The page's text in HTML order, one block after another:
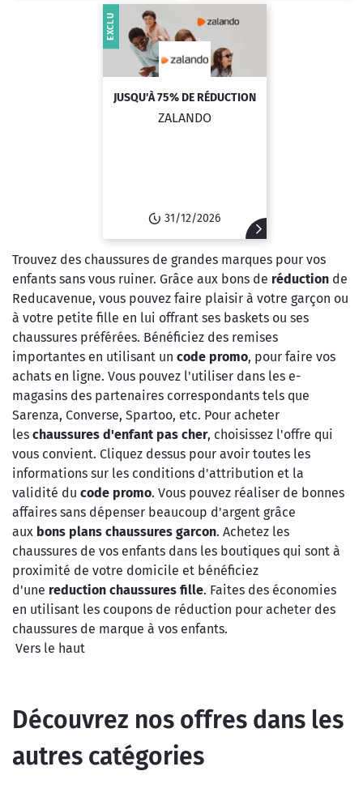
JUSQU'À 75% DE RÉDUCTION
ZALANDO
31/12/2026
EXCLU
Trouvez des chaussures de grandes marques pour vos
enfants sans vous ruiner. Grâce aux bons de réduction de
Reducavenue, vous pouvez faire plaisir à votre garçon ou
à votre petite fille en lui offrant ses baskets ou ses
chaussures préférées. Bénéficiez des remises
importantes en utilisant un code promo, pour faire vos
achats en ligne. Vous pouvez l'utiliser dans les e-
magasins des partenaires correspondants tels que
Sarenza, Converse, Spartoo, etc. Pour acheter
les chaussures d'enfant pas cher, choisissez l'offre qui
vous convient. Cliquez dessus pour avoir toutes les
informations sur les conditions d'attribution et la
validité du code promo. Vous pouvez réaliser de bonnes
affaires sans dépenser beaucoup d'argent grâce
aux bons plans chaussures garcon. Achetez les
chaussures de vos enfants dans les boutiques qui sont à
proximité de votre domicile et bénéficiez
d'une reduction chaussures fille. Faites des économies
en utilisant les coupons de réduction pour acheter des
chaussures de marque à vos enfants.
Vers le haut
Découvrez nos offres dans les
autres catégories